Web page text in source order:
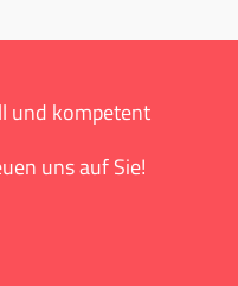
und kompetent
uns auf Sie!